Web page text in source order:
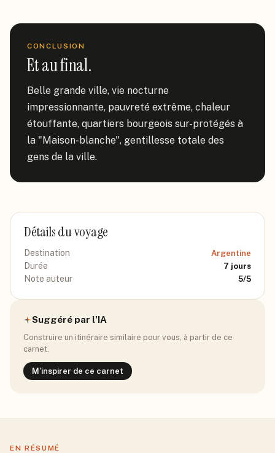
CONCLUSION
Et au final.
Belle grande ville, vie nocturne
impressionnante, pauvreté extrême, chaleur
étouffante, quartiers bourgeois sur-protégés à
la "Maison-blanche", gentillesse totale des
gens de la ville.
Détails du voyage
Destination Argentine
Durée 7 jours
Note auteur 5/5
Suggéré par l'IA
Construire un itinéraire similaire pour vous, à partir de ce
carnet.
M'inspirer de ce carnet
EN RÉSUMÉ